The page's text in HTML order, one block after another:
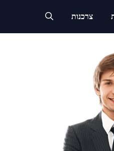
צרכנות